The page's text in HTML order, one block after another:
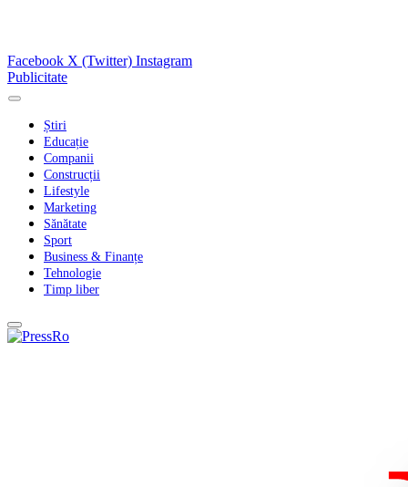
Facebook X (Twitter) Instagram
Publicitate
Știri
Educație
Companii
Construcții
Lifestyle
Marketing
Sănătate
Sport
Business & Finanțe
Tehnologie
Timp liber